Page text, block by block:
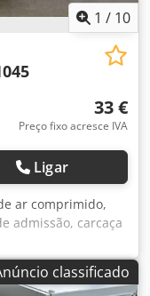
1 / 10
33 €
Preço fixo acresce IVA
Ligar
ar comprimido,
admissão, carcaça
de ar do
Donaldson,
- Quantidade: 8x
classificado